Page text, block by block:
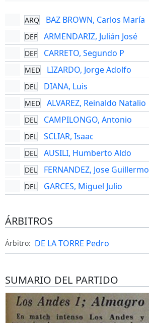
ARQ BAZ BROWN, Carlos María
DEF ARMENDARIZ, Julián José
DEF CARRETO, Segundo P
MED LIZARDO, Jorge Adolfo
DEL DIANA, Luis
MED ALVAREZ, Reinaldo Natalio
DEL CAMPILONGO, Antonio
DEL SCLIAR, Isaac
DEL AUSILI, Humberto Aldo
DEL FERNANDEZ, Jose Guillermo
DEL GARCES, Miguel Julio
ÁRBITROS
Árbitro: DE LA TORRE Pedro
SUMARIO DEL PARTIDO